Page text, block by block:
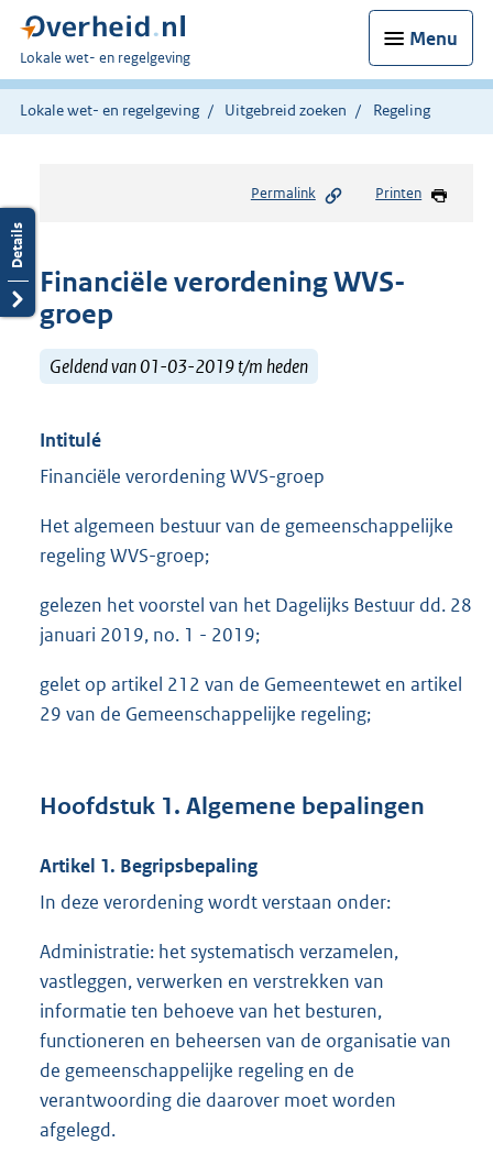
Menu
U
bent
hier:
Lokale wet- en regelgeving
Lokale wet- en regelgeving Uitgebreid zoeken Regeling
Permalink Printen
Financiële verordening WVS-
groep
Geldend van 01-03-2019 t/m heden
Intitulé
Financiële verordening WVS-groep
Het algemeen bestuur van de gemeenschappelijke
regeling WVS-groep;
gelezen het voorstel van het Dagelijks Bestuur dd. 28
januari 2019, no. 1 - 2019;
gelet op artikel 212 van de Gemeentewet en artikel
29 van de Gemeenschappelijke regeling;
Hoofdstuk 1. Algemene bepalingen
Artikel 1. Begripsbepaling
In deze verordening wordt verstaan onder:
Administratie: het systematisch verzamelen,
vastleggen, verwerken en verstrekken van
informatie ten behoeve van het besturen,
functioneren en beheersen van de organisatie van
de gemeenschappelijke regeling en de
verantwoording die daarover moet worden
afgelegd.